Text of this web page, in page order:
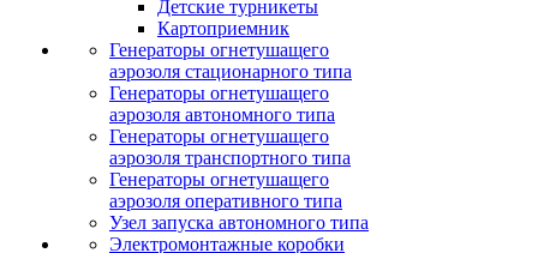
Детские турникеты
Картоприемник
Генераторы огнетушащего
аэрозоля стационарного типа
Генераторы огнетушащего
аэрозоля автономного типа
Генераторы огнетушащего
аэрозоля транспортного типа
Генераторы огнетушащего
аэрозоля оперативного типа
Узел запуска автономного типа
Электромонтажные коробки